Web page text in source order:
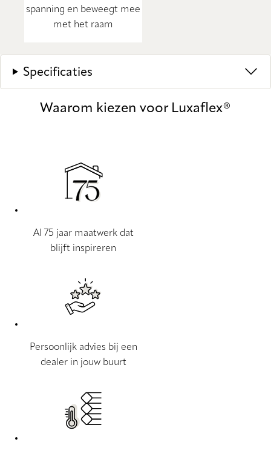
spanning en beweegt mee
met het raam
Specificaties
Waarom kiezen voor Luxaflex®
Al 75 jaar maatwerk dat
blijft inspireren
Persoonlijk advies bij een
dealer in jouw buurt